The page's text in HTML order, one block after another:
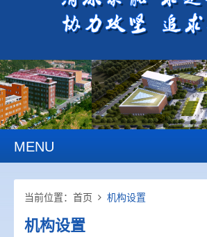
MENU
当前位置： 首页 机构设置
机构设置